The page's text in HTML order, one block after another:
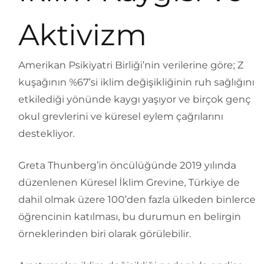
Aktivizm
Amerikan Psikiyatri Birliği’nin verilerine göre; Z
kuşağının %67’si iklim değişikliğinin ruh sağlığını
etkilediği yönünde kaygı yaşıyor ve birçok genç
okul grevlerini ve küresel eylem çağrılarını
destekliyor.
Greta Thunberg’in öncülüğünde 2019 yılında
düzenlenen Küresel İklim Grevine, Türkiye de
dahil olmak üzere 100’den fazla ülkeden binlerce
öğrencinin katılması, bu durumun en belirgin
örneklerinden biri olarak görülebilir.